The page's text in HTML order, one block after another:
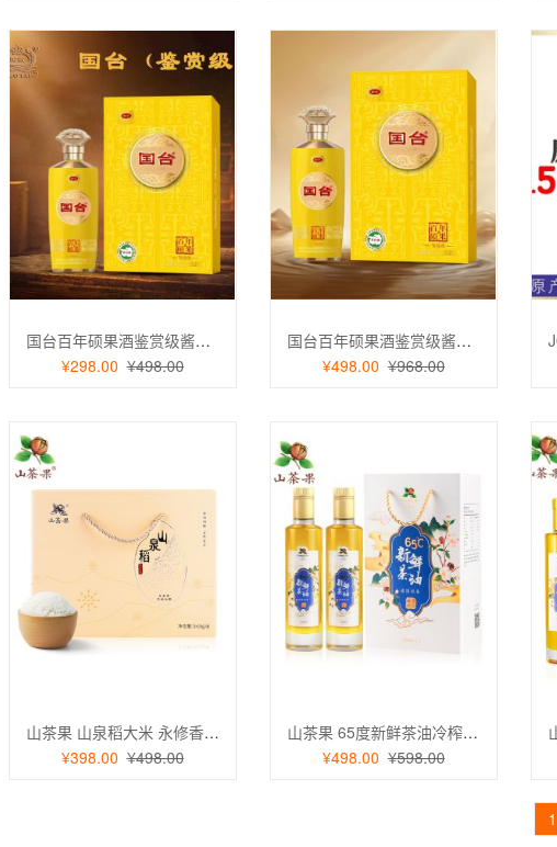
山茶果 山泉稻大米 永修香米
1kg*5盒
398.00
海王 人参陈皮姜黄片
188.00
诺特兰德血橙复合B族维生
素咀嚼片+维生素c咀嚼片 多
28.90
三河坝黑豆糯米酒客家特产
一箱12瓶
128.00
JOJOANGEL 99天使智利原
瓶进口赤霞珠13.5°干红葡萄
酒
265.00
98.00
山茶果 山泉稻大米 永修香米
1kg*5盒
398.00
海王 人参陈皮姜黄片
188.00
诺特兰德血橙复合B族维生
素咀嚼片+维生素c咀嚼片 多
28.90
三河坝黑豆糯米酒客家特产
一箱12瓶
128.00
JOJOANGEL 99天使智利原
瓶进口赤霞珠13.5°干红葡萄
酒
265.00
98.00
国台百年硕果酒鉴赏级酱香型白酒单瓶500ml
¥298.00 ¥498.00
国台百年硕果酒鉴赏级酱香型白酒
¥498.00 ¥968.00
山茶果 山泉稻大米 永修香米1kg*5盒
¥398.00 ¥498.00
山茶果 65度新鲜茶油冷榨油茶籽油 一级压榨山茶油258ml*2礼盒装
¥498.00 ¥598.00
1